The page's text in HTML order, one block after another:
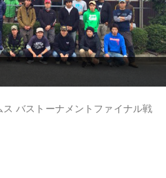
バストーナメントファイナル戦